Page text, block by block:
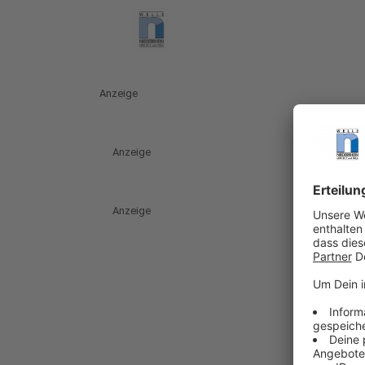
Anzeige
Anzeige
Anzeige